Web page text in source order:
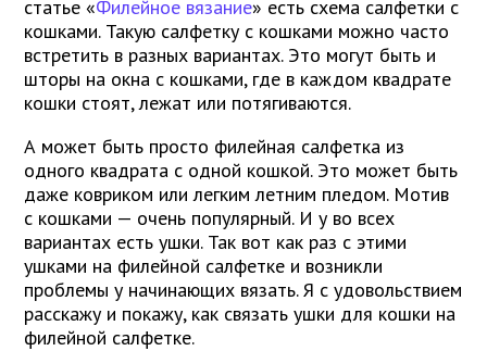
статье «Филейное вязание» есть схема салфетки с
кошками. Такую салфетку с кошками можно часто
встретить в разных вариантах. Это могут быть и
шторы на окна с кошками, где в каждом квадрате
кошки стоят, лежат или потягиваются.
А может быть просто филейная салфетка из
одного квадрата с одной кошкой. Это может быть
даже ковриком или легким летним пледом. Мотив
с кошками — очень популярный. И у во всех
вариантах есть ушки. Так вот как раз с этими
ушками на филейной салфетке и возникли
проблемы у начинающих вязать. Я с удовольствием
расскажу и покажу, как связать ушки для кошки на
филейной салфетке.